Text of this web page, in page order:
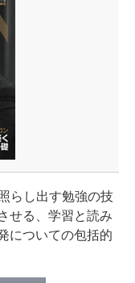
らし出す勉強の技
せる、学習と読み
についての包括的